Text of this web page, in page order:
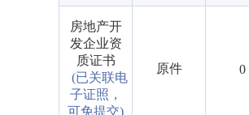
房地产开
发企业资
质证书
(已关联电
子证照，
可免提交)
原件 0